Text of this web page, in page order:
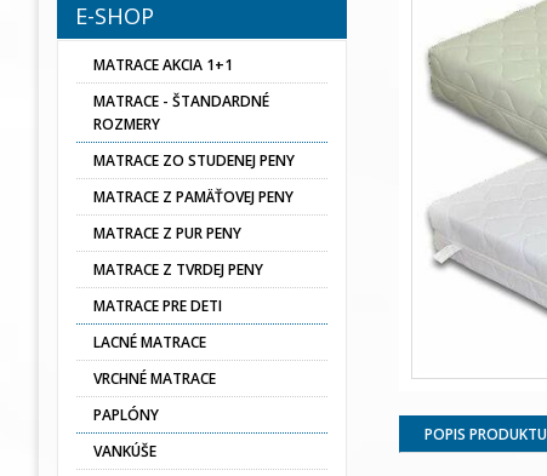
POPIS PRODUKTU
E-SHOP
MATRACE AKCIA 1+1
MATRACE - ŠTANDARDNÉ
ROZMERY
MATRACE ZO STUDENEJ PENY
MATRACE Z PAMÄŤOVEJ PENY
MATRACE Z PUR PENY
MATRACE Z TVRDEJ PENY
MATRACE PRE DETI
LACNÉ MATRACE
VRCHNÉ MATRACE
PAPLÓNY
VANKÚŠE